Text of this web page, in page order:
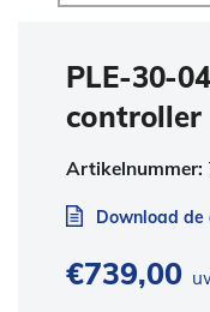
PLE-30-
controller
Artikelnummer:
Download de
€739,00